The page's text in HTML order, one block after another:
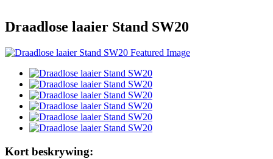
Draadlose laaier Stand SW20
Kort beskrywing: